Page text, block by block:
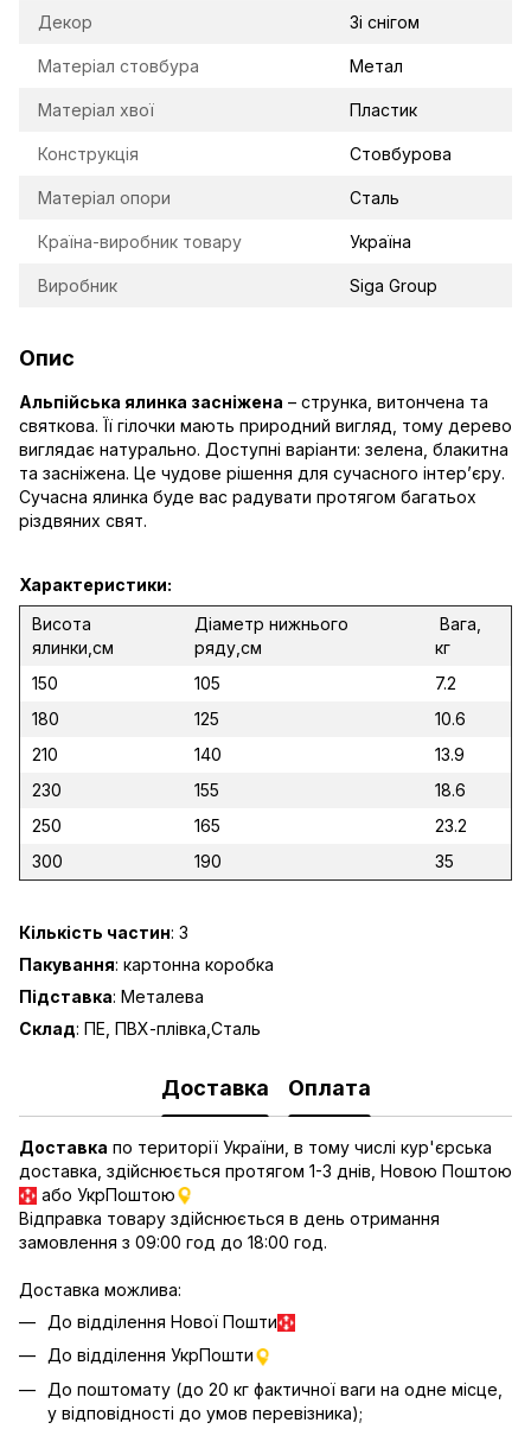
Декор Зі снігом
Матеріал стовбура Метал
Матеріал хвої Пластик
Конструкція Стовбурова
Матеріал опори Сталь
Країна-виробник товару Україна
Виробник Siga Group
Опис
Альпійська ялинка засніжена – струнка, витончена та
святкова. Її гілочки мають природний вигляд, тому дерево
виглядає натурально. Доступні варіанти: зелена, блакитна
та засніжена. Це чудове рішення для сучасного інтер’єру.
Сучасна ялинка буде вас радувати протягом багатьох
різдвяних свят.
Характеристики:
Висота
ялинки,см
Діаметр нижнього
ряду,см
Вага,
кг
150
105
7.2
180
125
10.6
210
140
13.9
230
155
18.6
250
165
23.2
300
190 35
Кількість частин: 3
Пакування: картонна коробка
Підставка: Металева
Склад: ПЕ, ПВХ-плівка,Сталь
Доставка Оплата
Доставка по території України, в тому числі кур'єрська
доставка, здійснюється протягом 1-3 днів, Новою Поштою
або УкрПоштою
Відправка товару здійснюється в день отримання
замовлення з 09:00 год до 18:00 год.
Доставка можлива:
До відділення Нової Пошти
До відділення УкрПошти
До поштомату (до 20 кг фактичної ваги на одне місце,
у відповідності до умов перевізника);